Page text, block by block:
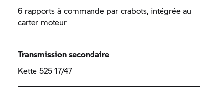
6 rapports à commande par crabots, intégrée au
carter moteur
Transmission secondaire
Kette 525 17/47